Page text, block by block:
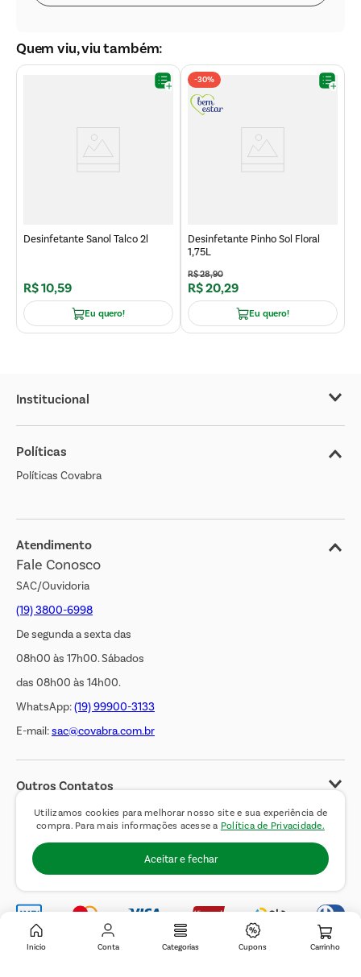
Utilizamos cookies para melhorar nosso site e sua experiência de
compra. Para mais informações acesse a Política de Privacidade.
Aceitar e fechar
Inicio Conta Categorias Cupons
Quem viu, viu também:
Desinfetante Sanol Talco 2l
R$10,59
Eu quero!
-30%
Desinfetante Pinho Sol Floral
1,75L
R$28,90
R$20,29
Eu quero!
Institucional
Sobre o Covabra
Nossas Lojas
Cliente Bem Estar
Jornal de Ofertas
Transparência Salarial
Políticas
Políticas Covabra
Atendimento
Fale Conosco
SAC/Ouvidoria
(19) 3800-6998
De segunda a sexta das
08h00 às 17h00. Sábados
das 08h00 às 14h00.
WhatsApp:(19) 99900-3133
E-mail:sac@covabra.com.br
Outros Contatos
Negócios Imobiliários
Trabalhe Conosco